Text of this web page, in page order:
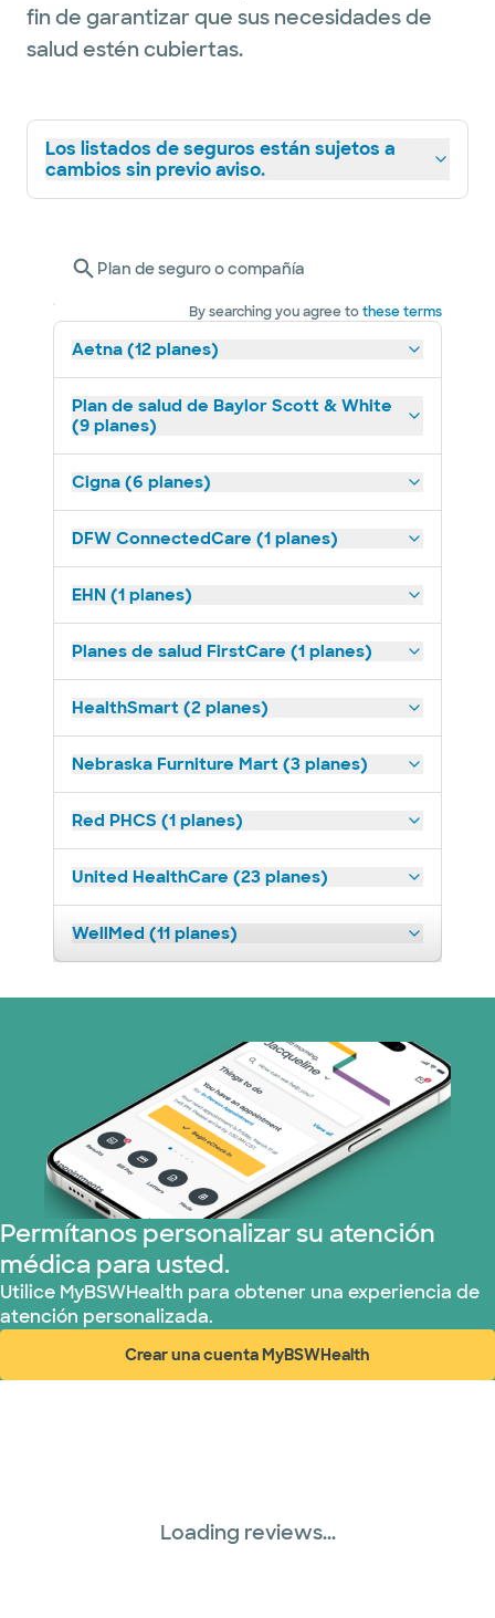
fin de garantizar que sus necesidades de
salud estén cubiertas.
Los listados de seguros están sujetos a
cambios sin previo aviso.
Plan de seguro o compañía
By searching you agree tothese terms
Aetna (12 planes)
Plan de salud de Baylor Scott & White
(9 planes)
Cigna (6 planes)
DFW ConnectedCare (1 planes)
EHN (1 planes)
Planes de salud FirstCare (1 planes)
HealthSmart (2 planes)
Nebraska Furniture Mart (3 planes)
Red PHCS (1 planes)
United HealthCare (23 planes)
WellMed (11 planes)
Permítanos personalizar su atención
médica para usted.
Utilice MyBSWHealth para obtener una experiencia de
atención personalizada.
Crear una cuenta MyBSWHealth
(abre en ventana nueva)
Loading reviews...